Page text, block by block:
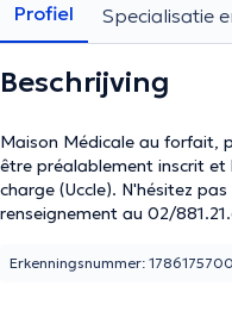
Profiel Specialisatie
Beschrijving
Maison Médicale au forfait,
être préalablement inscrit et
charge (Uccle). N'hésitez
renseignement au 02/
Erkenningsnummer: